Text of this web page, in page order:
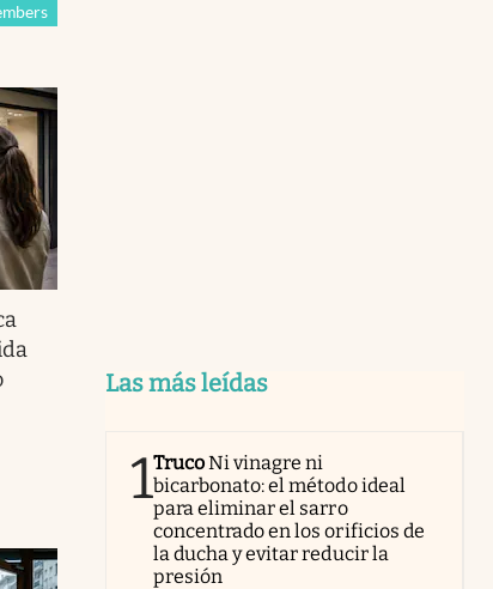
Las más leídas
1TrucoNi vinagre ni
bicarbonato: el método ideal
para eliminar el sarro
concentrado en los orificios de
la ducha y evitar reducir la
presión